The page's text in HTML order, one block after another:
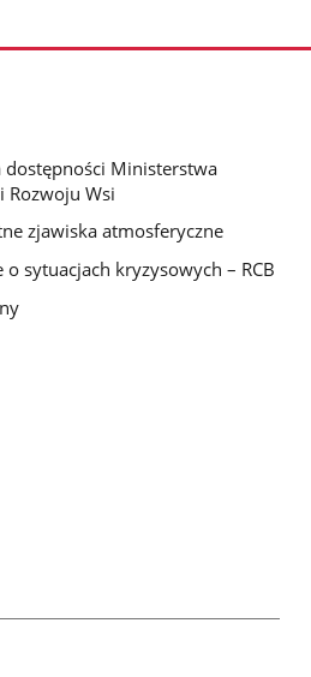
dostępności Ministerstwa
Rozwoju Wsi
zjawiska atmosferyczne
o sytuacjach kryzysowych – RCB